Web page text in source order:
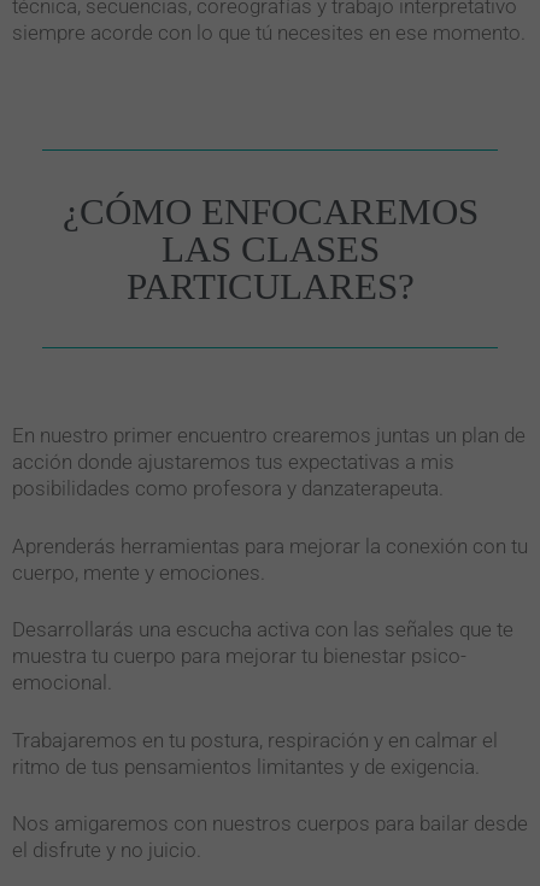
técnica, secuencias, coreografías y trabajo interpretativo
siempre acorde con lo que tú necesites en ese momento.
¿CÓMO ENFOCAREMOS
LAS CLASES
PARTICULARES?
En nuestro primer encuentro crearemos juntas un plan de
acción donde ajustaremos tus expectativas a mis
posibilidades como profesora y danzaterapeuta.
Aprenderás herramientas para mejorar la conexión con tu
cuerpo, mente y emociones.
Desarrollarás una escucha activa con las señales que te
muestra tu cuerpo para mejorar tu bienestar psico-
emocional.
Trabajaremos en tu postura, respiración y en calmar el
ritmo de tus pensamientos limitantes y de exigencia.
Nos amigaremos con nuestros cuerpos para bailar desde
el disfrute y no juicio.